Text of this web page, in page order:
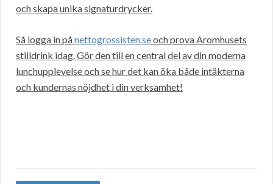
och skapa unika signaturdrycker.
Så logga in pånettogrossisten.seoch prova Aromhusets
stilldrink idag. Gör den till en central del av din moderna
lunchupplevelse och se hur det kan öka både intäkterna
och kundernas nöjdhet i din verksamhet!